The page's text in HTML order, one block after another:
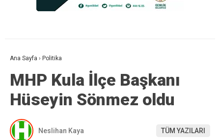
Ana Sayfa › Politika
MHP Kula İlçe Başkanı
Hüseyin Sönmez oldu
Neslihan Kaya TÜM YAZILARI